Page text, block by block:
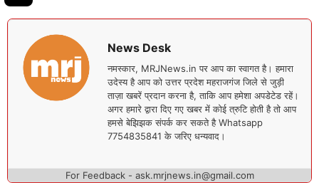
News Desk
नमस्कार, MRJNews.in पर आप का स्वागत है। हमारा
उदेस्य है आप को उत्तर प्रदेश महराजगंज जिले से जुड़ी
ताज़ा खबरें प्रदान करना है, ताकि आप हमेशा अपडेटेड रहें।
अगर हमारे द्वारा दिए गए खबर में कोई त्रुटि होती है तो आप
हमसे बेझिझक संपर्क कर सकते है Whatsapp
7754835841 के जरिए धन्यवाद।
For Feedback - ask.mrjnews.in@gmail.com